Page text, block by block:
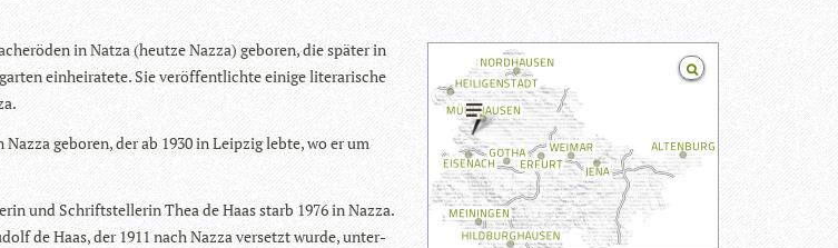
in Natza (heutze Nazza) gebo­ren, die spä­ter in
ein­hei­ra­tete. Sie ver­öf­fent­lichte einige lite­ra­ri­sche
gebo­ren, der ab 1930 in Leip­zig lebte, wo er um
und Schrift­stel­le­rin Thea de Haas starb 1976 in Nazza.
de Haas, der 1911 nach Nazza ver­setzt wurde, unter­